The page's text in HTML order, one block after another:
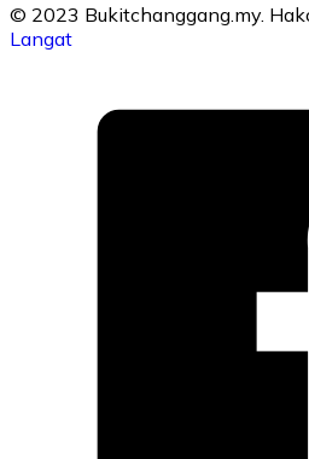
© 2023 Bukitchanggang.my.
Langat